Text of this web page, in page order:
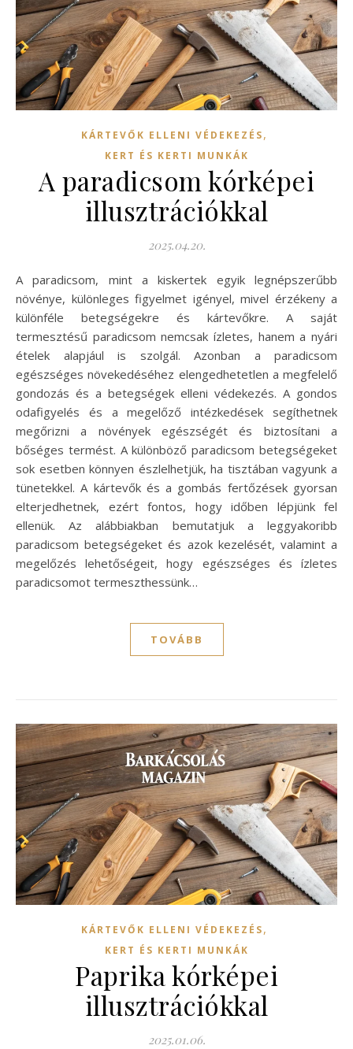
KÁRTEVŐK ELLENI VÉDEKEZÉS,
KERT ÉS KERTI MUNKÁK
A paradicsom kórképei
illusztrációkkal
2025.04.20.
A paradicsom, mint a kiskertek egyik legnépszerűbb
növénye, különleges figyelmet igényel, mivel érzékeny a
különféle betegségekre és kártevőkre. A saját
termesztésű paradicsom nemcsak ízletes, hanem a nyári
ételek alapjául is szolgál. Azonban a paradicsom
egészséges növekedéséhez elengedhetetlen a megfelelő
gondozás és a betegségek elleni védekezés. A gondos
odafigyelés és a megelőző intézkedések segíthetnek
megőrizni a növények egészségét és biztosítani a
bőséges termést. A különböző paradicsom betegségeket
sok esetben könnyen észlelhetjük, ha tisztában vagyunk a
tünetekkel. A kártevők és a gombás fertőzések gyorsan
elterjedhetnek, ezért fontos, hogy időben lépjünk fel
ellenük. Az alábbiakban bemutatjuk a leggyakoribb
paradicsom betegségeket és azok kezelését, valamint a
megelőzés lehetőségeit, hogy egészséges és ízletes
paradicsomot termeszthessünk…
TOVÁBB
KÁRTEVŐK ELLENI VÉDEKEZÉS,
KERT ÉS KERTI MUNKÁK
Paprika kórképei
illusztrációkkal
2025.01.06.